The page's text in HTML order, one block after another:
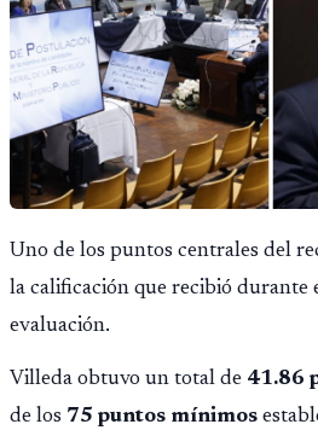
Uno de los puntos centrales del
la calificación que recibió durante
evaluación.
Villeda obtuvo un total de 41.86
de los 75 puntos mínimos